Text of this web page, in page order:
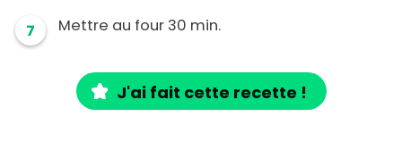
7 Mettre au four 30 min.
J'ai fait cette recette !